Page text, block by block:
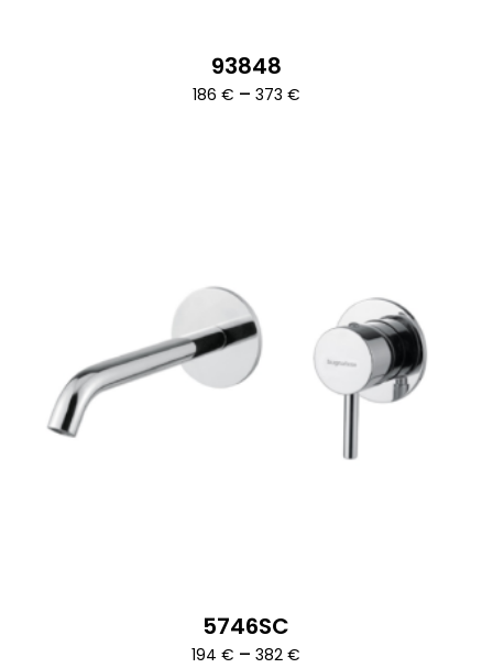
93848
186 € – 373 €Ártartomány:
5746SC
194€ – 382€